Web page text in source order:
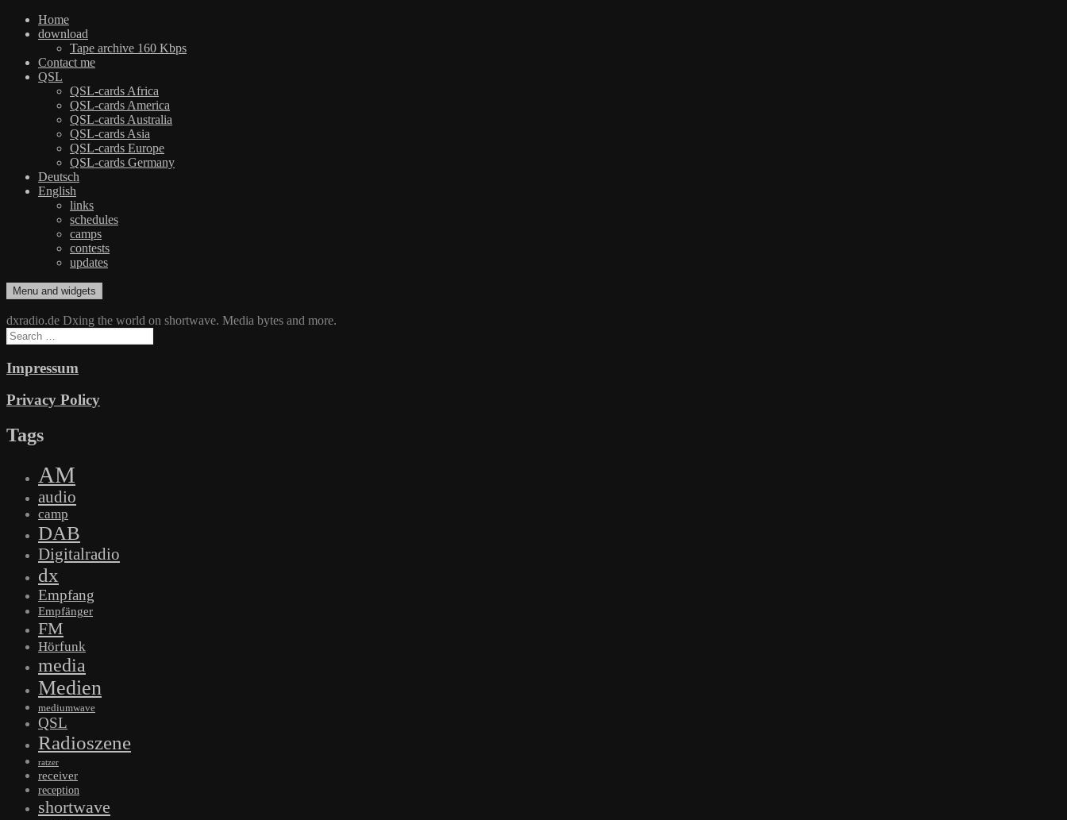
Home
download
Tape archive 160 Kbps
Contact me
QSL
QSL-cards Africa
QSL-cards America
QSL-cards Australia
QSL-cards Asia
QSL-cards Europe
QSL-cards Germany
Deutsch
English
links
schedules
camps
contests
updates
Skip
to
content
dxradio.de
DXing the world on shortwave
Menu and widgets
dxradio.de Dxing the world on shortwave. Media bytes and more.
Search
for:
Impressum
Privacy Policy
Tags
AM
audio
camp
DAB
Digitalradio
dx
Empfang
Empfänger
FM
Hörfunk
media
Medien
mediumwave
QSL
Radioszene
ratzer
receiver
reception
shortwave